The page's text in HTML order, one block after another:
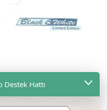
ARMA ÇEŞİTLERİ
₺150,00
Destek Hattı